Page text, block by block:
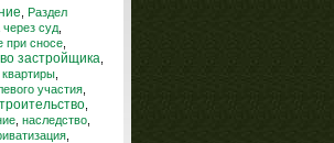
Раздел
суд
при сносе
застройщика
участия
наследство